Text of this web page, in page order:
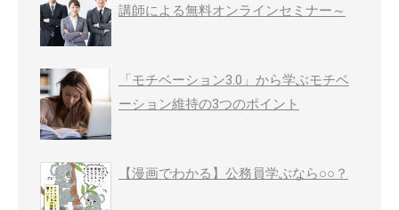
講師による無料オンラインセミナー～
「モチベーション3.0」から学ぶモチベ
ーション維持の3つのポイント
【漫画でわかる】公務員学ぶなら○○？